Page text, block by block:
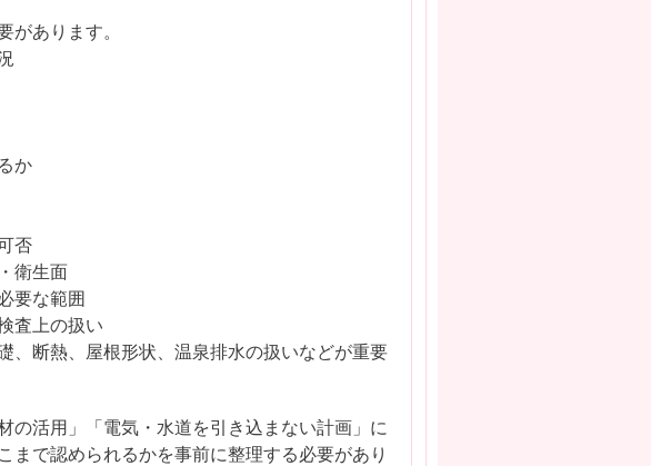
あります。
か
否
衛生面
要な範囲
査上の扱い
、断熱、屋根形状、温泉排水の扱いなどが重要
の活用」「電気・水道を引き込まない計画」に
で認められるかを事前に整理する必要があり